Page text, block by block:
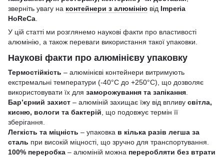
зверніть увагу на контейнери з алюмінію від Imperia
HoReCa.
У цій статті ми розглянемо наукові факти про властивості
алюмінію, а також переваги використання такої упаковки.
Наукові факти про алюмінієву упаковку
Термостійкість – алюмінієві контейнери витримують
екстремальні температури (-40°C до +250°C), що дозволяє
використовувати їх для заморожування та запікання
Бар’єрний захист – алюміній захищає їжу від впливу світла,
кисню, вологи та бактерій , що подовжує термін її
зберігання.
Легкість та міцність – упаковка в кілька разів легша за
сталь при високій міцності, що зручно для транспортування.
100% переробка – алюміній можна переробляти без втрати